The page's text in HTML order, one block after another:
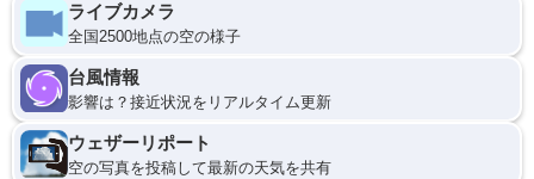
ライブカメラ
全国2500地点の空の様子
台風情報
影響は？接近状況をリアルタイム更新
ウェザーリポート
空の写真を投稿して最新の天気を共有